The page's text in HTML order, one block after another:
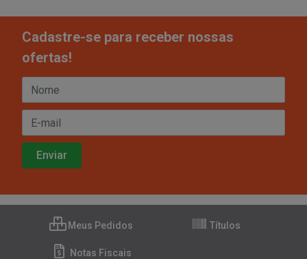
Cadastre-se para receber nossas
ofertas!
Meus Pedidos Títulos
Notas Fiscais